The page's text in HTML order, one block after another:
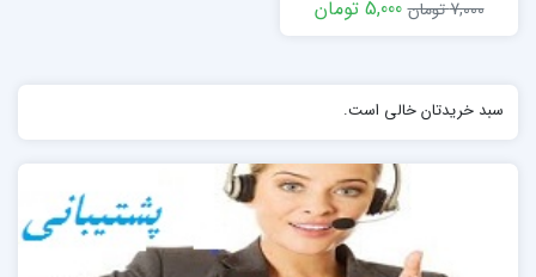
7,000 تومان
5,000 تومان
سبد خریدتان خالی است.